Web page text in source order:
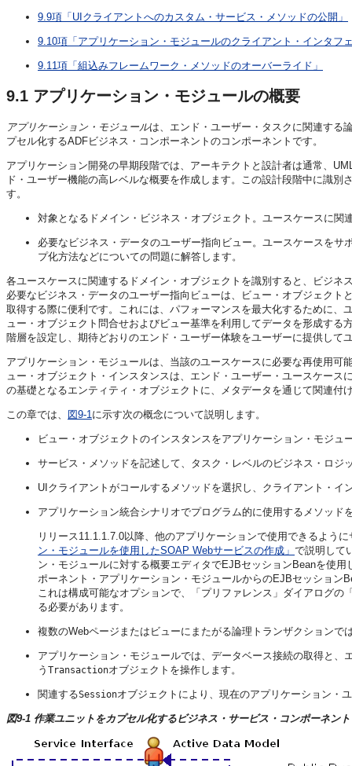
9.9項「UIクライアントへのカスタム・サービス・メソッドの公開」
9.10項「アプリケーション・モジュールのクライアント・インタフ
9.11項「組込みフレームワーク・メソッドのオーバーライド」
9.1 アプリケーション・モジュールの概要
アプリケーション・モジュールは、エンド・ユーザー・タスクに関連する
プセル化するADFビジネス・コンポーネントのコンポーネントです。
アプリケーション開発の早期段階では、アーキテクトと設計者は通常、
ド・ユーザー機能の高レベルな概要を作成します。この設計段階中に識
す。
対象となるドメイン・ビジネス・オブジェクト。ユースケースに
必要なビジネス・データのユーザー指向ビュー。ユースケースを
プ化方法などについての問題に解答します。
各ユースケースに関連するドメイン・オブジェクトを識別すると、ビジ
必要なビジネス・データのユーザー指向ビューは、ビュー・オブジェク
取得する際に便利です。これには、パフォーマンスを最大化するために
ュー・オブジェクト問合せおよびビュー基準を利用してデータを形成す
階層を設定し、期待どおりのエンド・ユーザー体験をユーザーに提供して
アプリケーション・モジュールは、当該のユースケースに必要な再使用
ュー・オブジェクト・インスタンスは、エンド・ユーザー・ユースケー
の基礎となるエンティティ・オブジェクトに、メタデータを通じて関連付
この章では、 図9-1 に示す次の概念について説明します。
ビュー・オブジェクトのインスタンスをアプリケーション・モジ
サービス・メソッドを記述して、タスク・レベルのビジネス・ロジ
UIクライアントがコールするメソッドを選択し、クライアント・イ
アプリケーション統合シナリオでプログラム的に使用するメソッ
リリース11.1.1.7.0以降、他のアプリケーションで使用できるよう
ン・モジュールを使用したSOAP Webサービスの作成」 で説明して
ン・モジュールに対する概要エディタでEJBセッションBeanを使
ポーネント・アプリケーション・モジュールからのEJBセッショ
これは構成可能なオプションで、「プリファレンス」ダイアログ
る必要があります。
複数のWebページまたはビューにまたがる論理トランザクション
アプリケーション・モジュールでは、データベース接続の取得と
う Transactionオブジェクトを操作します。
関連するSessionオブジェクトにより、現在のアプリケーション・
図9-1 作業ユニットをカプセル化するビジネス・サービス・コンポーネン